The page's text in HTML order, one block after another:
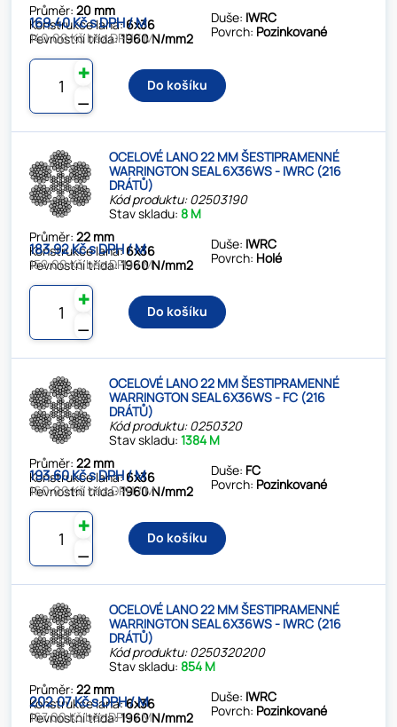
Průměr:20 mm
Konstrukce lana:6x36
Pevnostní třída:1960 N/mm2
Duše: IWRC
Povrch: Pozinkované
169.40 Kč s DPH / M
140.00 Kč bez DPH / M
⚊
✚
Do košíku
OCELOVÉ LANO 22 MM ŠESTIPRAMENNÉ
WARRINGTON SEAL 6X36WS - IWRC (216
DRÁTŮ)
Kód produktu: 02503190
Stav skladu:8 M
Průměr:22 mm
Konstrukce lana:6x36
Pevnostní třída:1960 N/mm2
Duše: IWRC
Povrch: Holé
183.92 Kč s DPH / M
152.00 Kč bez DPH / M
⚊
✚
Do košíku
OCELOVÉ LANO 22 MM ŠESTIPRAMENNÉ
WARRINGTON SEAL 6X36WS - FC (216
DRÁTŮ)
Kód produktu: 0250320
Stav skladu:1384 M
Průměr:22 mm
Konstrukce lana:6x36
Pevnostní třída:1960 N/mm2
Duše: FC
Povrch: Pozinkované
193.60 Kč s DPH / M
160.00 Kč bez DPH / M
⚊
✚
Do košíku
OCELOVÉ LANO 22 MM ŠESTIPRAMENNÉ
WARRINGTON SEAL 6X36WS - IWRC (216
DRÁTŮ)
Kód produktu: 0250320200
Stav skladu:854 M
Průměr:22 mm
Konstrukce lana:6x36
Pevnostní třída:1960 N/mm2
Duše: IWRC
Povrch: Pozinkované
202.07 Kč s DPH / M
167.00 Kč bez DPH / M